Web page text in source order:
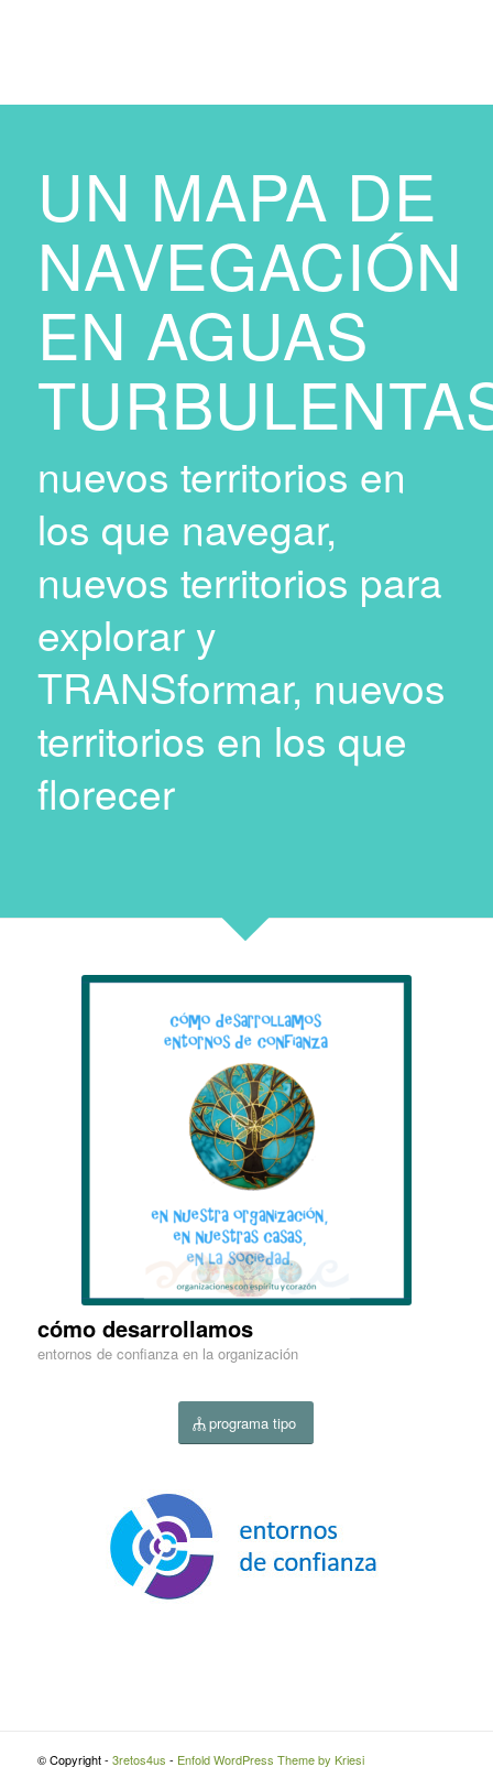
UN MAPA DE
NAVEGACIÓN
EN AGUAS
nuevos territorios en
los que navegar,
nuevos territorios para
explorar y
TRANSformar, nuevos
territorios en los que
florecer
cómo desarrollamos
entornos de confianza en la organización
programa tipo
© Copyright - 3retos4us - Enfold WordPress Theme by Kriesi